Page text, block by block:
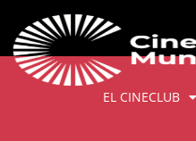
EL CINECLUB